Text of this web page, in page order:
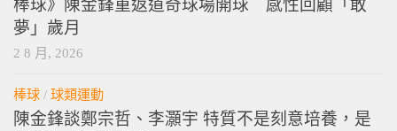
棒球》陳金鋒重返道奇球場開球 感性回顧「敢
夢」歲月
2 8 月, 2026
棒球 / 球類運動
陳金鋒談鄭宗哲、李灝宇 特質不是刻意培養，是